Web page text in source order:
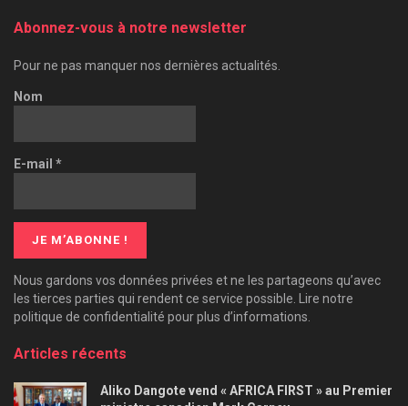
Abonnez-vous à notre newsletter
Pour ne pas manquer nos dernières actualités.
Nom
E-mail *
Nous gardons vos données privées et ne les partageons qu’avec
les tierces parties qui rendent ce service possible. Lire notre
politique de confidentialité pour plus d’informations.
Articles récents
Aliko Dangote vend « AFRICA FIRST » au Premier